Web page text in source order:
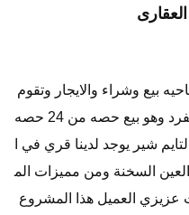
بيع وشراء والايجار وتقوم
بيع حصص بنظام الملكيه الجزئيه للفرد وهو بيع حصه من 24 حصه
شير يوجد لدينا قري في ا
السخنة ومن مميزات الم
عزيزي العميل هذا المشروع